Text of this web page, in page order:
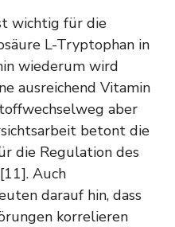
wichtig für die
L-Tryptophan in
wiederum wird
ausreichend Vitamin
aber
betont die
die Regulation des
Auch
darauf hin, dass
korrelieren